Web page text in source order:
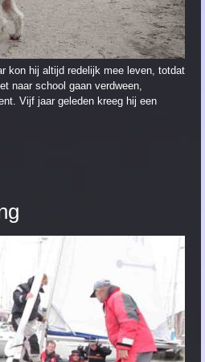
kon hij altijd redelijk mee leven, totdat
naar school gaan verdween,
Vijf jaar geleden kreeg hij een